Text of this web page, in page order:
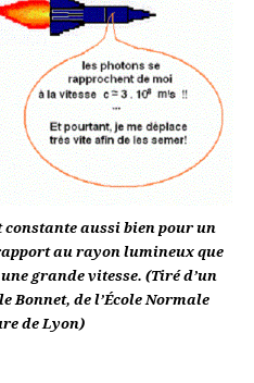
aussi bien pour un
au rayon lumineux que
grande vitesse. (Tiré d’un
de l’École Normale
de Lyon)